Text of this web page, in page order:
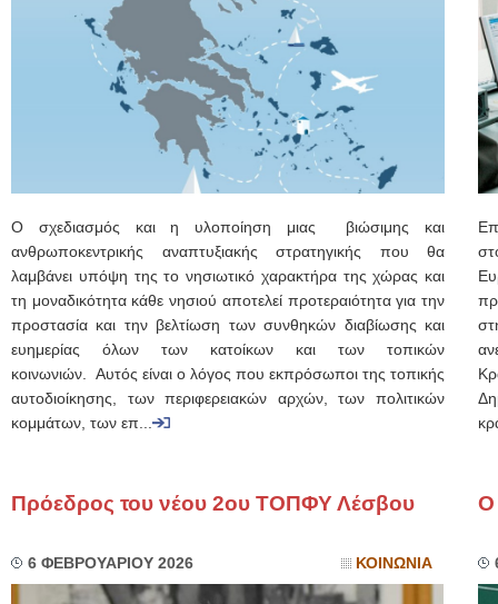
Ο σχεδιασμός και η υλοποίηση μιας βιώσιμης και
ανθρωποκεντρικής αναπτυξιακής στρατηγικής που θα
λαμβάνει υπόψη της το νησιωτικό χαρακτήρα της χώρας και
τη μοναδικότητα κάθε νησιού αποτελεί προτεραιότητα για την
προστασία και την βελτίωση των συνθηκών διαβίωσης και
ευημερίας όλων των κατοίκων και των τοπικών
κοινωνιών. Αυτός είναι ο λόγος που εκπρόσωποι της τοπικής
αυτοδιοίκησης, των περιφερειακών αρχών, των πολιτικών
κομμάτων, των επ...
Πρόεδρος του νέου 2ου ΤΟΠΦΥ Λέσβου
6 ΦΕΒΡΟΥΑΡΙΟΥ 2026 ΚΟΙΝΩΝΙΑ
Ο